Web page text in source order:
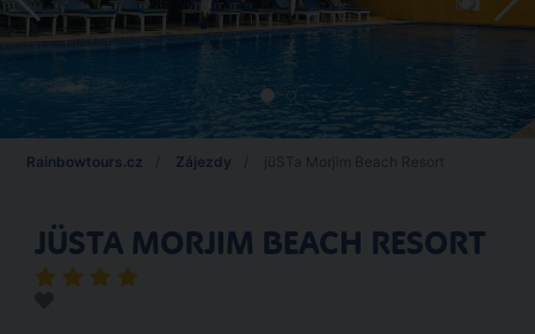
Rainbowtours.cz Zájezdy
JÜSTA MORJIM BEACH RESORT